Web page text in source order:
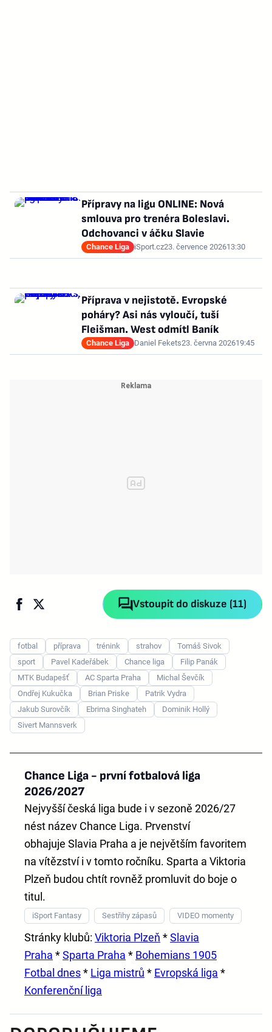
Přípravy na ligu ONLINE: Nová
smlouva pro trenéra Boleslavi.
Odchovanci v áčku Slavie
Chance Liga iSport.cz23. července 202613:30
Příprava v nejistotě. Evropské
poháry? Asi nás vyloučí, tuší
Fleišman. West odmítl Baník
Chance Liga Daniel Fekets23. června 202619:45
Vstoupit do diskuze (11)
fotbal příprava trénink strahov
Tomáš Sivok
sport
Pavel Kadeřábek Chance liga
Filip Panák
MTK Budapešť
AC Sparta Praha
Michal Ševčík
Ondřej Kukučka
Brian Priske
Patrik Vydra
Jakub Surovčík
Ebrima Singhateh
Dominik Hollý
Sivert Mannsverk
Chance Liga - první fotbalová liga
2026/2027
Nejvyšší česká liga bude i v sezoně 2026/27
nést název Chance Liga. Prvenství
obhajuje Slavia Praha a je největším favoritem
na vítězství i v tomto ročníku. Sparta a Viktoria
Plzeň budou chtít rovněž promluvit do boje o
titul.
iSport Fantasy Sestřihy zápasů VIDEO momenty
Stránky klubů: Viktoria Plzeň *Slavia
Praha *Sparta Praha * Bohemians 1905
Fotbal dnes* Liga mistrů * Evropská liga *
Konferenční liga